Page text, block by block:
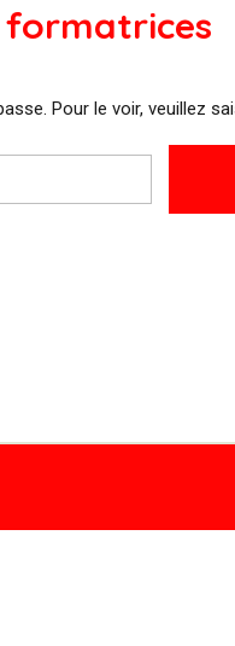
Pour le voir, veuillez